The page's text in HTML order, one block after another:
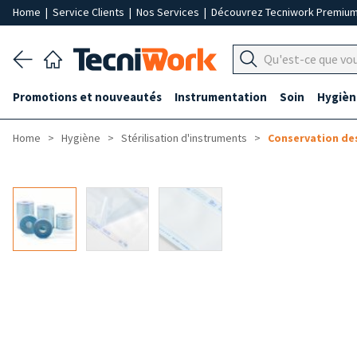
Home | Service Clients | Nos Services | Découvrez Tecniwork Premium
Promotions et nouveautés Instrumentation Soin
Home Hygiène Stérilisation d'instruments Conservation